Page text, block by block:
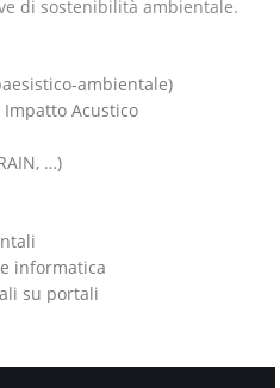
di sostenibilità ambientale.
ambientale)
Acustico
…)
informatica
su portali